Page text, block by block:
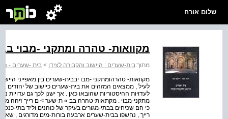
שלום אורח
מקוואות- טהרה ומתקני -מבוי
מתוך:בית-שערים : היישוב והקבורה לצידו > בית -שערים -
מקוואות- טהרהומתקני -מבו יבבית-שערים בין מאפייני
לעיל , ממצאים המזהים את בית-שערים כיישוב של יהודים
לעדויות ההיסטוריות שהובאו כאן . אך ישנן לכך גם עדויות
מתקני-מבוי . מקתאות-טהרה בב » ת-שער > ם רייך זיהה